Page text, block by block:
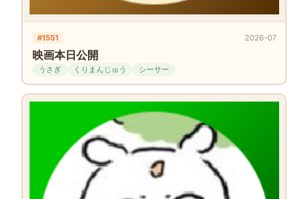
#1551 2026-07
映画本日公開
うさぎ くりまんじゅう シーサー